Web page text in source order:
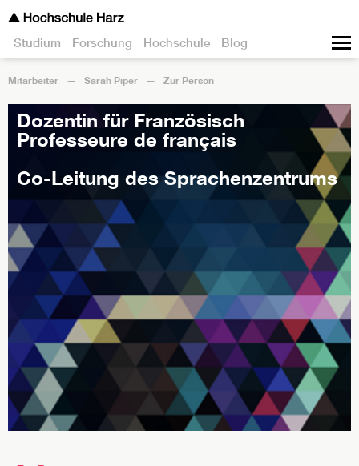
Studium Forschung Hochschule Blog
Mitarbeiter Sarah Piper Zur Person
Dozentin für Französisch
Professeure de français
Co-Leitung des Sprachenzentrums